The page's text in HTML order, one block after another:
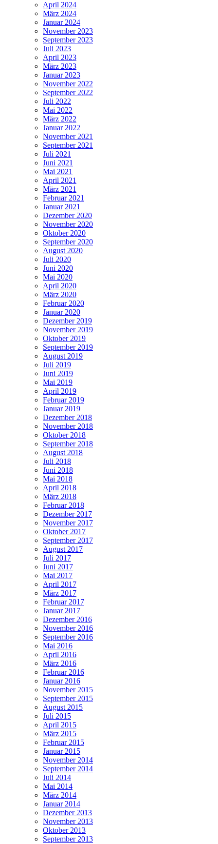
April 2024
März 2024
Januar 2024
November 2023
September 2023
Juli 2023
April 2023
März 2023
Januar 2023
November 2022
September 2022
Juli 2022
Mai 2022
März 2022
Januar 2022
November 2021
September 2021
Juli 2021
Juni 2021
Mai 2021
April 2021
März 2021
Februar 2021
Januar 2021
Dezember 2020
November 2020
Oktober 2020
September 2020
August 2020
Juli 2020
Juni 2020
Mai 2020
April 2020
März 2020
Februar 2020
Januar 2020
Dezember 2019
November 2019
Oktober 2019
September 2019
August 2019
Juli 2019
Juni 2019
Mai 2019
April 2019
Februar 2019
Januar 2019
Dezember 2018
November 2018
Oktober 2018
September 2018
August 2018
Juli 2018
Juni 2018
Mai 2018
April 2018
März 2018
Februar 2018
Dezember 2017
November 2017
Oktober 2017
September 2017
August 2017
Juli 2017
Juni 2017
Mai 2017
April 2017
März 2017
Februar 2017
Januar 2017
Dezember 2016
November 2016
September 2016
Mai 2016
April 2016
März 2016
Februar 2016
Januar 2016
November 2015
September 2015
August 2015
Juli 2015
April 2015
März 2015
Februar 2015
Januar 2015
November 2014
September 2014
Juli 2014
Mai 2014
März 2014
Januar 2014
Dezember 2013
November 2013
Oktober 2013
September 2013